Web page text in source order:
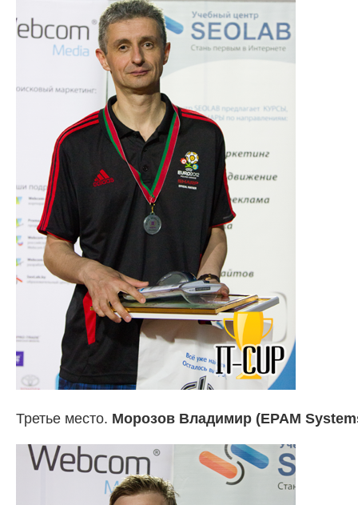
Третье место. Морозов Владимир (EPAM